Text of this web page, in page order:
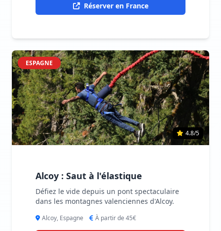
Réserver en France
ESPAGNE
4.8/5
Alcoy : Saut à l'élastique
Défiez le vide depuis un pont spectaculaire
dans les montagnes valenciennes d'Alcoy.
Alcoy, Espagne À partir de 45€